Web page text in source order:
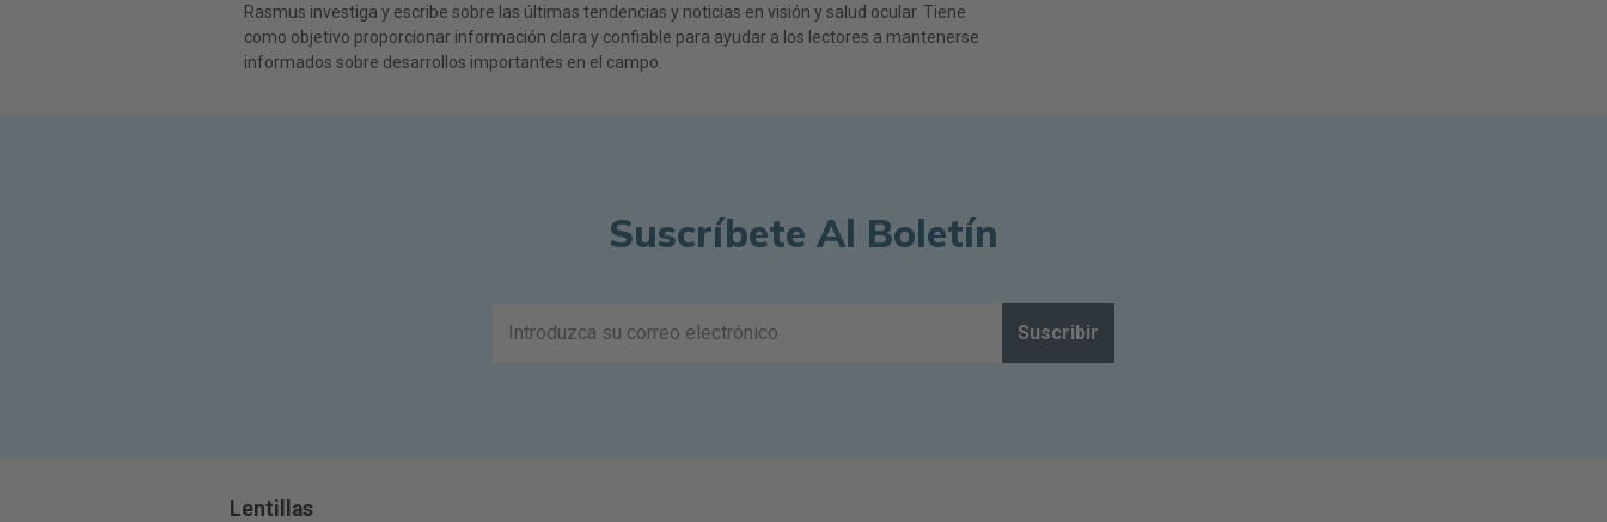
Rasmus investiga y escribe sobre las últimas tendencias y noticias en visión y salud ocular. Tiene
como objetivo proporcionar información clara y confiable para ayudar a los lectores a mantenerse
informados sobre desarrollos importantes en el campo.
Suscríbete Al Boletín
Suscribir
Lentillas